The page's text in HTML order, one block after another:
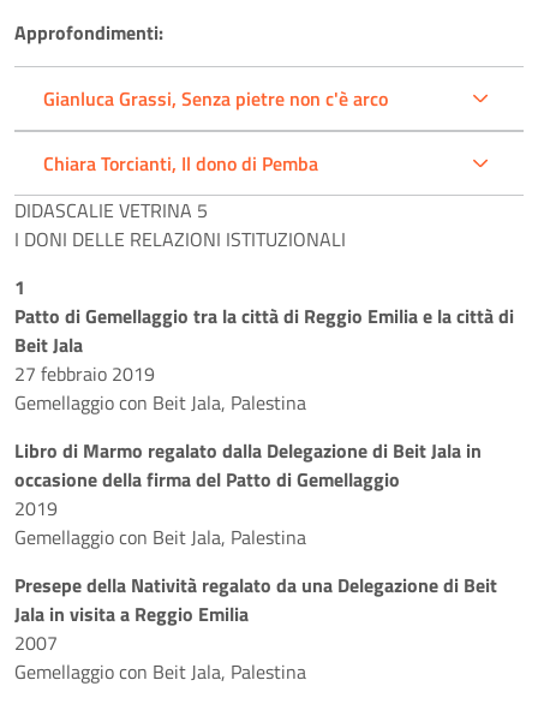
Approfondimenti:
Gianluca Grassi, Senza pietre non c'è arco
Chiara Torcianti, Il dono di Pemba
DIDASCALIE VETRINA 5
I DONI DELLE RELAZIONI ISTITUZIONALI
1
Patto di Gemellaggio tra la città di Reggio Emilia e la città di
Beit Jala
27 febbraio 2019
Gemellaggio con Beit Jala, Palestina
Libro di Marmo regalato dalla Delegazione di Beit Jala in
occasione della firma del Patto di Gemellaggio
2019
Gemellaggio con Beit Jala, Palestina
Presepe della Natività regalato da una Delegazione di Beit
Jala in visita a Reggio Emilia
2007
Gemellaggio con Beit Jala, Palestina